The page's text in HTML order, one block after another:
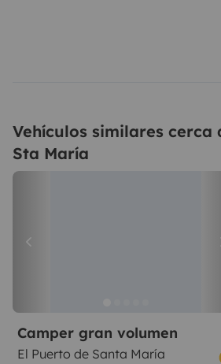
Vehículos similares cerca
Sta María
Camper gran volumen
El Puerto de Santa María